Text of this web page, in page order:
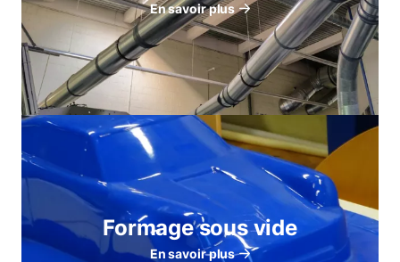
En savoir plus
Formage sous vide
En savoir plus